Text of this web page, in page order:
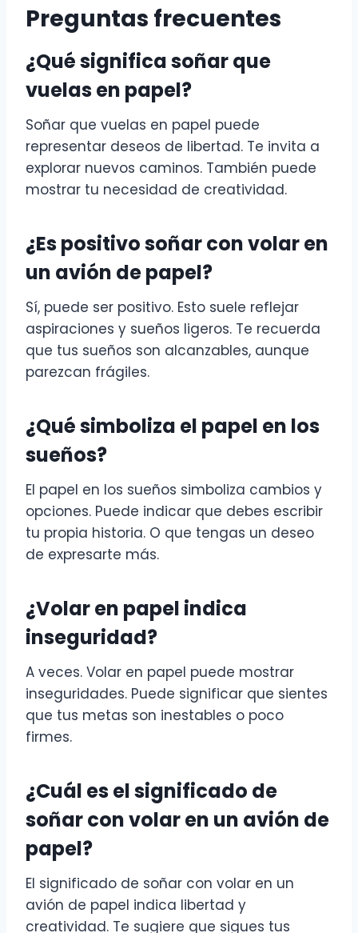
Preguntas frecuentes
¿Qué significa soñar que
vuelas en papel?
Soñar que vuelas en papel puede
representar deseos de libertad. Te invita a
explorar nuevos caminos. También puede
mostrar tu necesidad de creatividad.
¿Es positivo soñar con volar en
un avión de papel?
Sí, puede ser positivo. Esto suele reflejar
aspiraciones y sueños ligeros. Te recuerda
que tus sueños son alcanzables, aunque
parezcan frágiles.
¿Qué simboliza el papel en los
sueños?
El papel en los sueños simboliza cambios y
opciones. Puede indicar que debes escribir
tu propia historia. O que tengas un deseo
de expresarte más.
¿Volar en papel indica
inseguridad?
A veces. Volar en papel puede mostrar
inseguridades. Puede significar que sientes
que tus metas son inestables o poco
firmes.
¿Cuál es el significado de
soñar con volar en un avión de
papel?
El significado de soñar con volar en un
avión de papel indica libertad y
creatividad. Te sugiere que sigues tus